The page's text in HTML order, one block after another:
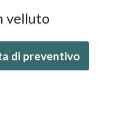
velluto
di preventivo